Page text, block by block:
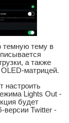
темную тему в
а также
матрицей.
настроить
Lights Out -
будет
версии Twitter -